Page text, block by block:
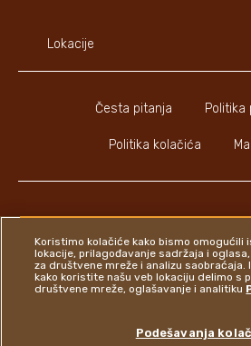
Česta pitanja Politika
Politika kolačića
Lokacije
Youtube
Koristimo kolačiće kako bismo omogućili
lokacije, prilagođavanje sadržaja i
za društvene mreže i analizu
kako koristite našu veb lokaciju delimo s
društvene mreže, oglašavanje i analitiku
Podešavanja